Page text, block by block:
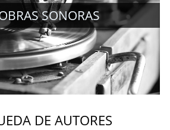
SONORAS
DE AUTORES